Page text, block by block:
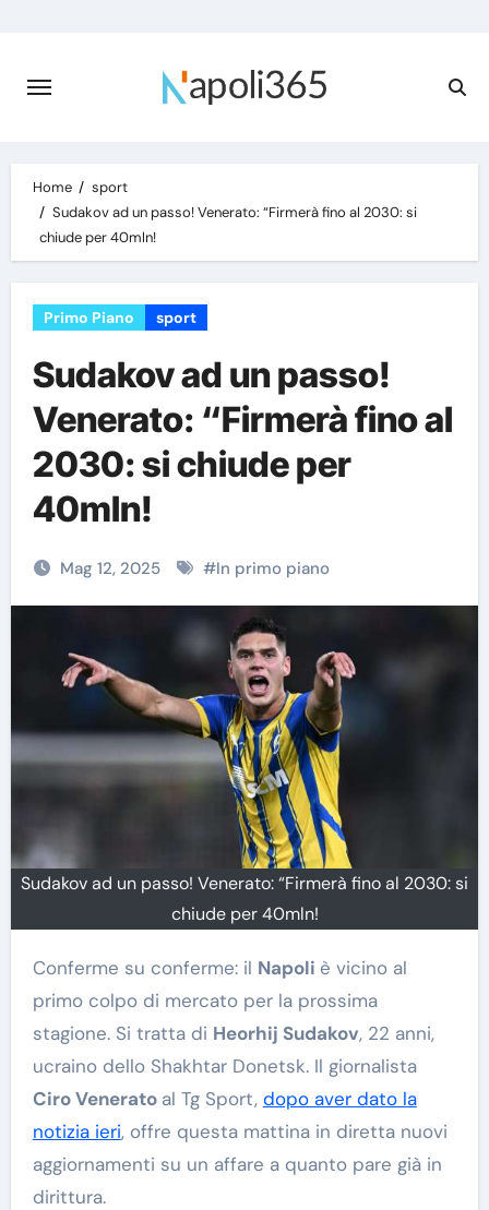
content
Home
sport
Sudakov ad un passo! Venerato: “Firmerà fino al 2030: si
chiude per 40mln!
Primo Piano sport
Sudakov ad un passo!
Venerato: “Firmerà fino al
2030: si chiude per
40mln!
Mag 12, 2025 #In primo piano
Sudakov ad un passo! Venerato: “Firmerà fino al 2030: si
chiude per 40mln!
Conferme su conferme: il Napoli è vicino al
primo colpo di mercato per la prossima
stagione. Si tratta di Heorhij Sudakov, 22 anni,
ucraino dello Shakhtar Donetsk. Il giornalista
Ciro Venerato al Tg Sport, dopo aver dato la
notizia ieri, offre questa mattina in diretta nuovi
aggiornamenti su un affare a quanto pare già in
dirittura.